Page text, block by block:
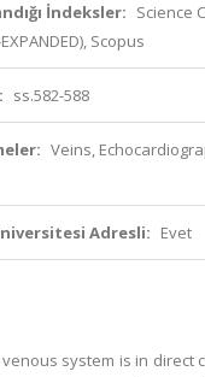
İndeksler: Science
Scopus
ss.582-588
Veins,
Adresli: Evet
system is in direct